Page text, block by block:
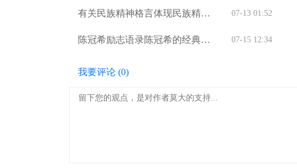
有关民族精神格言体现民族精神
07-13 01:52
陈冠希励志语录陈冠希的经典励
07-15 12:34
我要评论 (0)